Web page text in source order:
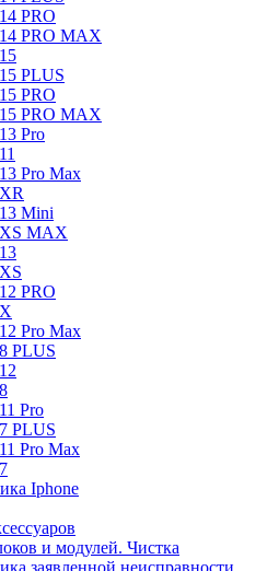
PRO
PRO MAX
PLUS
PRO
PRO MAX
Pro
Pro Max
Mini
MAX
PRO
Pro Max
PLUS
Pro
PLUS
Pro Max
Iphone
и модулей. Чистка
заявленной неисправности